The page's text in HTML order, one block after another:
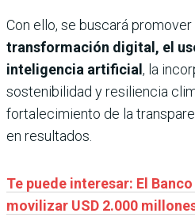
Con ello, se buscará promover
transformación digital, el
inteligencia artificial, la
sostenibilidad y resiliencia
fortalecimiento de la
en resultados.
Te puede interesar: El
movilizar USD 2.000